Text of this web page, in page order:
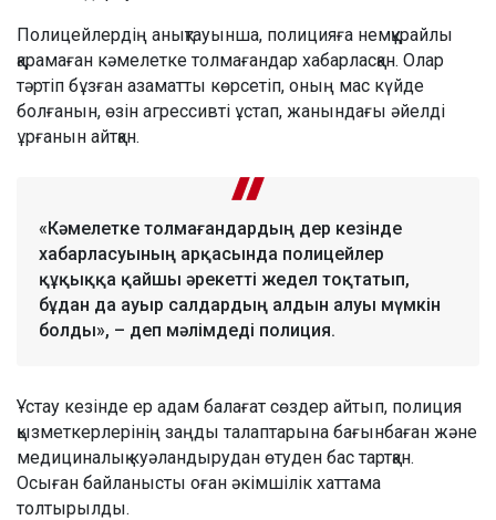
Полицейлердің анықтауынша, полицияға немқұрайлы
қарамаған кәмелетке толмағандар хабарласқан. Олар
тәртіп бұзған азаматты көрсетіп, оның мас күйде
болғанын, өзін агрессивті ұстап, жанындағы әйелді
ұрғанын айтқан.
«Кәмелетке толмағандардың дер кезінде
хабарласуының арқасында полицейлер
құқыққа қайшы әрекетті жедел тоқтатып,
бұдан да ауыр салдардың алдын алуы мүмкін
болды», – деп мәлімдеді полиция.
Ұстау кезінде ер адам балағат сөздер айтып, полиция
қызметкерлерінің заңды талаптарына бағынбаған және
медициналық куәландырудан өтуден бас тартқан.
Осыған байланысты оған әкімшілік хаттама
толтырылды.